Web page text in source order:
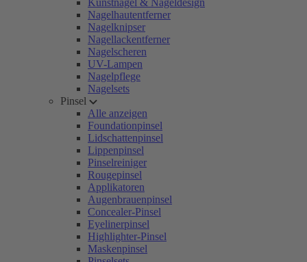
Kunstnägel & Nageldesign
Nagelhautentferner
Nagelknipser
Nagellackentferner
Nagelscheren
UV-Lampen
Nagelpflege
Nagelsets
Pinsel
Alle anzeigen
Foundationpinsel
Lidschattenpinsel
Lippenpinsel
Pinselreiniger
Rougepinsel
Applikatoren
Augenbrauenpinsel
Concealer-Pinsel
Eyelinerpinsel
Highlighter-Pinsel
Maskenpinsel